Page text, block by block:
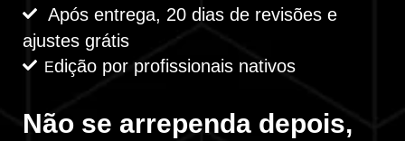
Após entrega, 20 dias de revisões e
ajustes grátis
Edição por profissionais nativos
Não se arrependa depois,